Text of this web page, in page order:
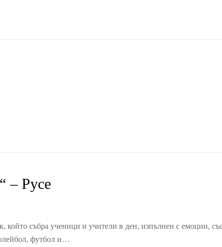
– Русе
събра ученици и учители в ден, изпълнен с емоции,
футбол и…